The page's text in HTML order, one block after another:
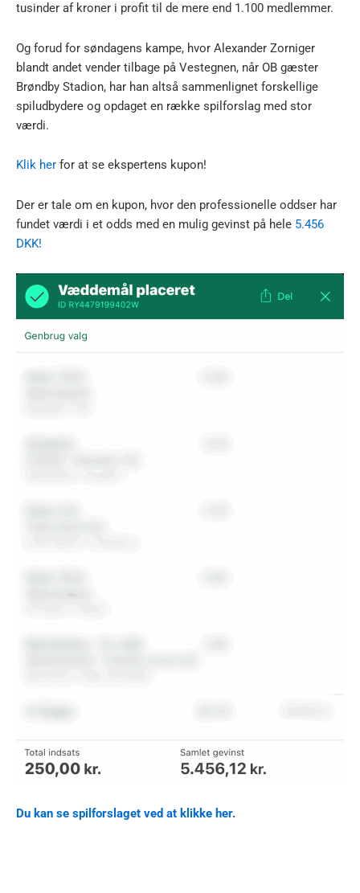
tusinder af kroner i profit til de mere end 1.100 medlemmer.
Og forud for søndagens kampe, hvor Alexander Zorniger
blandt andet vender tilbage på Vestegnen, når OB gæster
Brøndby Stadion, har han altså sammenlignet forskellige
spiludbydere og opdaget en række spilforslag med stor
værdi.
Klik her for at se ekspertens kupon!
Der er tale om en kupon, hvor den professionelle oddser har
fundet værdi i et odds med en mulig gevinst på hele 5.456
DKK!
Du kan se spilforslaget ved at klikke her.